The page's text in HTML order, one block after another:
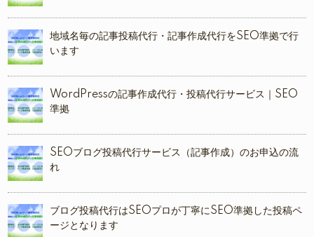
地域名毎の記事投稿代行・記事作成代行をSEO準拠で行
います
WordPressの記事作成代行・投稿代行サービス｜SEO
準拠
SEOブログ投稿代行サービス（記事作成）のお申込の流
れ
ブログ投稿代行はSEOプロが丁寧にSEO準拠した投稿ペ
ージとなります